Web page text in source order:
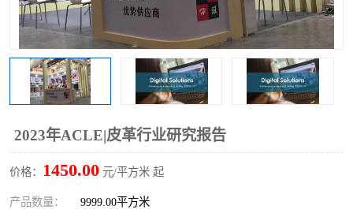
2023年ACLE|皮革行业研究报告
价格： 1450.00 元/平方米 起
产品数量： 9999.00平方米